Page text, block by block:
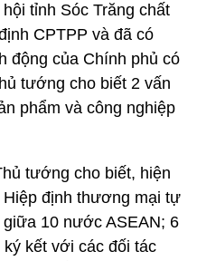
tỉnh Sóc Trăng chất
CPTPP và đã có
động của Chính phủ có
tướng cho biết 2 vấn
phẩm và công nghiệp
tướng cho biết, hiện
Hiệp định thương mại tự
giữa 10 nước ASEAN; 6
ký kết với các đối tác